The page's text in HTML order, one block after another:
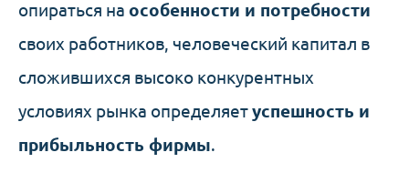
опираться на особенности и потребности
своих работников, человеческий капитал в
сложившихся высоко конкурентных
условиях рынка определяетуспешность и
прибыльность фирмы.